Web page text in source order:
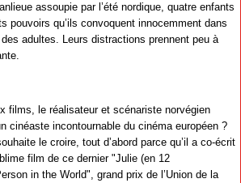
assoupie par l’été nordique, quatre enfants
pouvoirs qu’ils convoquent innocemment dans
adultes. Leurs distractions prennent peu à
films, le réalisateur et scénariste norvégien
cinéaste incontournable du cinéma européen ?
le croire, tout d’abord parce qu’il a co-écrit
film de ce dernier "Julie (en 12
in the World", grand prix de l’Union de la